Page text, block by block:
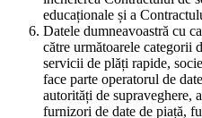
educaționale și a
Datele dumneavoastră cu
către următoarele categorii
servicii de plăți rapide,
face parte operatorul de
autorități de supraveghere,
furnizori de date de piață,